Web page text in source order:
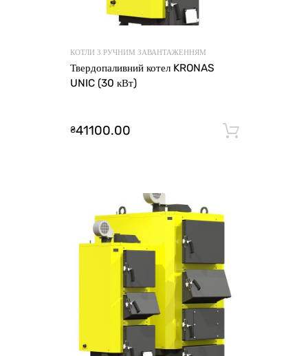
КОТЛИ З РУЧНИМ ЗАВАНТАЖЕННЯМ
Твердопаливний котел KRONAS
UNIC (30 кВт)
₴41100.00